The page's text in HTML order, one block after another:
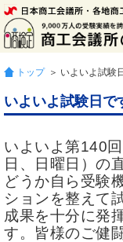
トップ ＞ いよいよ試験
いよいよ試験日で
いよいよ第140
日、日曜日）の
どうか自ら受験
ションを整えて
成果を十分に発
す。皆様のご健